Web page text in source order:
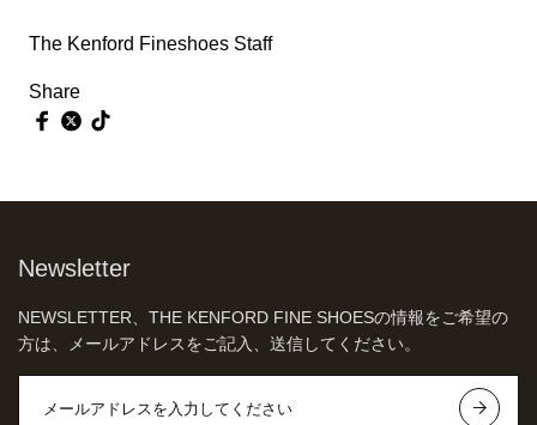
The Kenford Fineshoes Staff
Share
Newsletter
NEWSLETTER、THE KENFORD FINE SHOESの情報をご希望の
方は、メールアドレスをご記入、送信してください。